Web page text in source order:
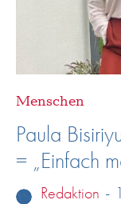
Menschen
Paula
= „Einfach
Redaktion -